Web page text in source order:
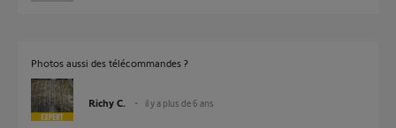
Photos aussi des télécommandes ?
Richy C. il y a plus de 6 ans